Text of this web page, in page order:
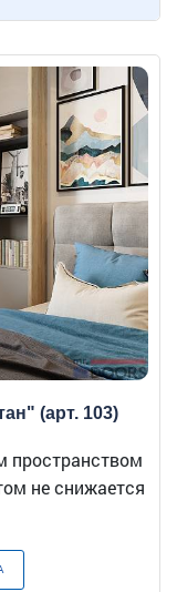
(арт. 103)
пространством
не снижается